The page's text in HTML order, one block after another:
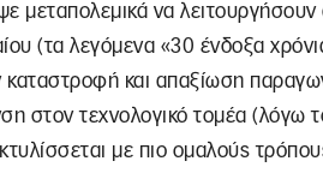
μεταπολεμικά να
(τα λεγόμενα «30 ένδοξα
καταστροφή και απαξίωση
στον τεχνολογικό τομέα (λόγω
με πιο ομαλούς